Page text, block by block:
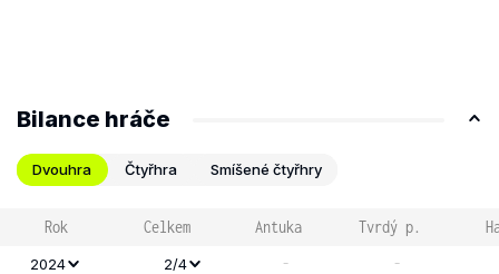
Bilance hráče
Dvouhra Čtyřhra Smíšené čtyřhry
Rok Celkem Antuka Tvrdý p.
2024 2/4 - -